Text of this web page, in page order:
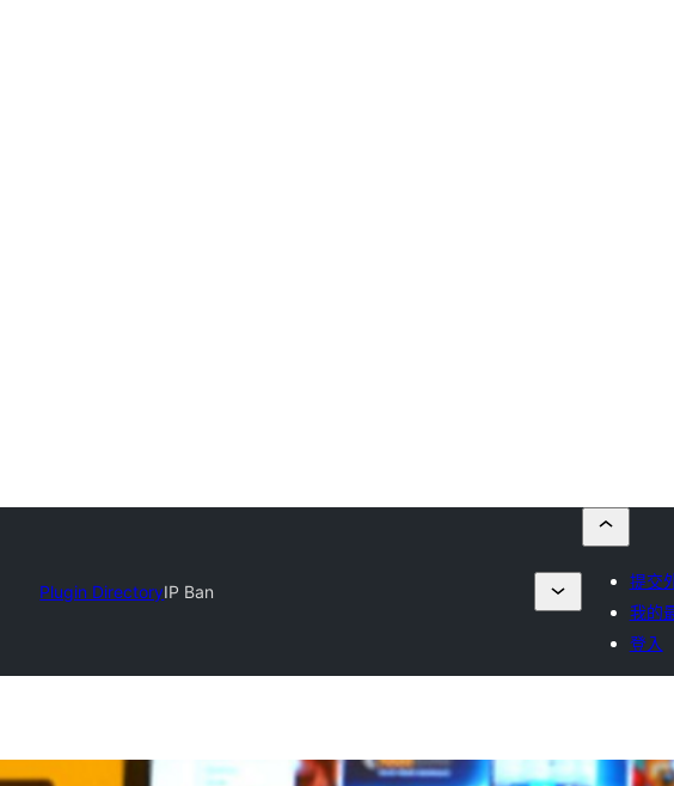
Plugin DirectoryIP Ban
提交
我的
登入